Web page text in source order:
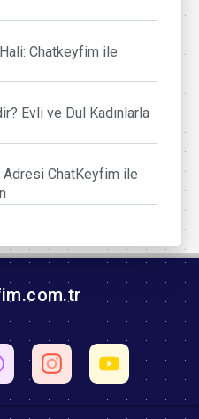
Chatkeyfim ile
Evli ve Dul Kadınlarla
ChatKeyfim ile